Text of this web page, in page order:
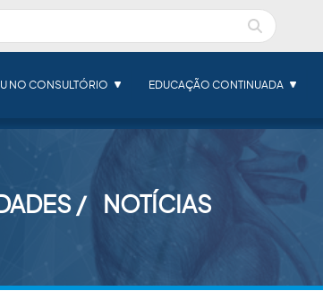
NO CONSULTÓRIO EDUCAÇÃO CONTINUADA
NOTÍCIAS